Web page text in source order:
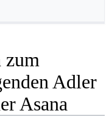
zum
Adler
Asana